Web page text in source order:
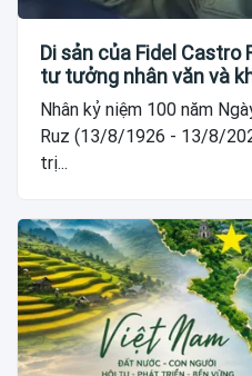
Di sản của Fidel Castro
tư tưởng nhân văn và
Nhân kỷ niệm 100 năm
Ruz (13/8/1926 - 13/8/
trị...